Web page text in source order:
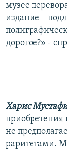
музее
издание –
дорогое?» -
Харис
приобретения
не
раритетами.